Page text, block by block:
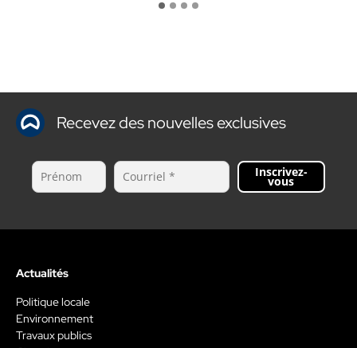
Recevez des nouvelles exclusives
Inscrivez-
vous
Actualités
Politique locale
Environnement
Travaux publics